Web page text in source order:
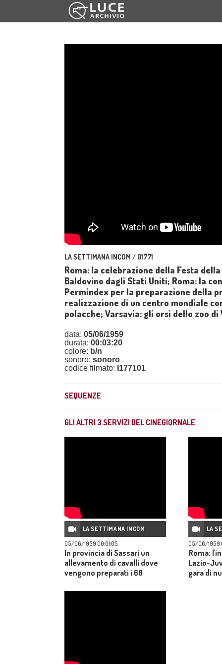
LA SETTIMANA INCOM / 01771
Roma: la celebrazione della Festa
Baldovino dagli Stati Uniti; Roma: la
Permindex per la preparazione della
realizzazione di un centro mondiale
polacche; Varsavia: gli orsi dello zoo di
data: 05/06/1959
durata: 00:03:20
colore: b/n
sonoro: sonoro
codice filmato: I177101
SEQUENZE
GLI ALTRI 3 SERVIZI DEL CINEGIORNALE
LA SETTIMANA INCOM
05/06/1959 00:01:05
In provincia di Sassari un
allevamento di cavalli dove
vengono preparati i 60
parteciperanno alle
LA
05/06/1959
Roma:
Lazio-
gara di